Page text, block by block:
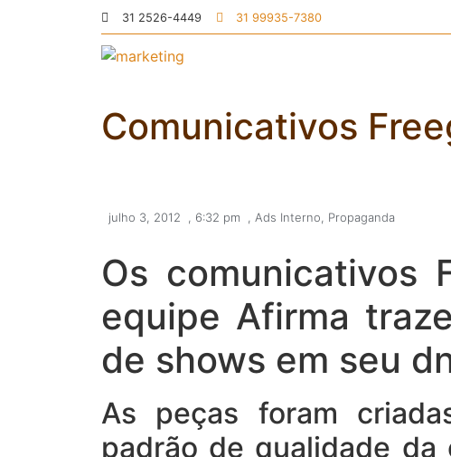
31 2526-4449 31 99935-7380
Comunicativos
julho 3, 2012 6:32 pm Ads Interno Propaganda
Os comunicativos
equipe Afirma
de shows em seu
As peças foram
padrão de qualidade